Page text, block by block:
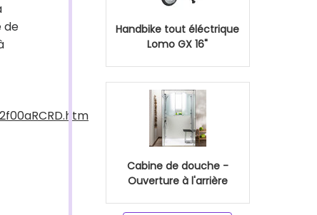
de
Handbike tout éléctrique
Lomo GX 16"
Cabine de douche -
Ouverture à l'arrière